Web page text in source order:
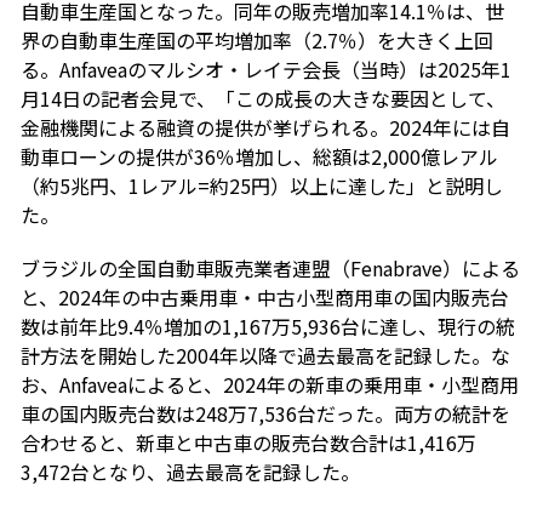
自動車生産国となった。同年の販売増加率14.1％は、世
界の自動車生産国の平均増加率（2.7％）を大きく上回
る。Anfaveaのマルシオ・レイテ会長（当時）は2025年1
月14日の記者会見で、「この成長の大きな要因として、
金融機関による融資の提供が挙げられる。2024年には自
動車ローンの提供が36％増加し、総額は2,000億レアル
（約5兆円、1レアル=約25円）以上に達した」と説明し
た。
ブラジルの全国自動車販売業者連盟（Fenabrave）による
と、2024年の中古乗用車・中古小型商用車の国内販売台
数は前年比9.4％増加の1,167万5,936台に達し、現行の統
計方法を開始した2004年以降で過去最高を記録した。な
お、Anfaveaによると、2024年の新車の乗用車・小型商用
車の国内販売台数は248万7,536台だった。両方の統計を
合わせると、新車と中古車の販売台数合計は1,416万
3,472台となり、過去最高を記録した。